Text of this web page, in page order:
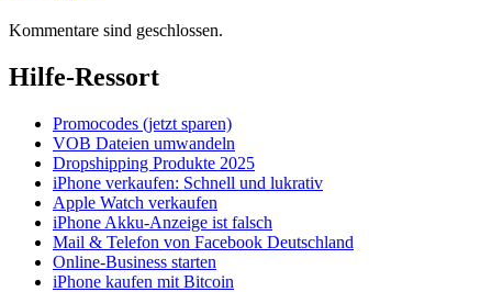
Kommentare sind geschlossen.
Hilfe-Ressort
Promocodes (jetzt sparen)
VOB Dateien umwandeln
Dropshipping Produkte 2025
iPhone verkaufen: Schnell und lukrativ
Apple Watch verkaufen
iPhone Akku-Anzeige ist falsch
Mail & Telefon von Facebook Deutschland
Online-Business starten
iPhone kaufen mit Bitcoin